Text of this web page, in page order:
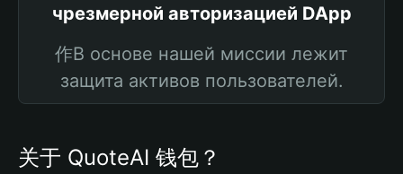
чрезмерной авторизацией DApp
作В основе нашей миссии лежит
защита активов пользователей.
关于 QuoteAI 钱包？